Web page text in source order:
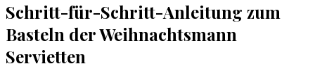
Schritt-für-Schritt-Anleitung zum
Basteln der Weihnachtsmann
Servietten